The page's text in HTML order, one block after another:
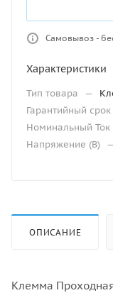
Самовывоз -
Характеристики
Тип товара —
Гарантийный срок
Номинальный Ток
Напряжение (В)
—
ОПИСАНИЕ
Клемма